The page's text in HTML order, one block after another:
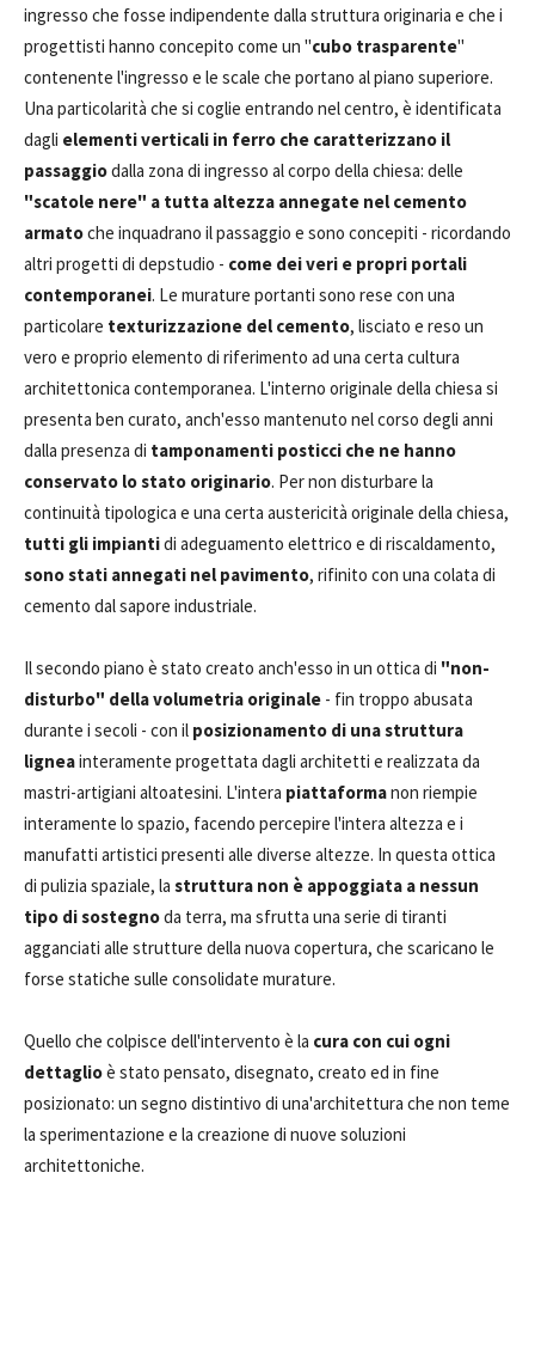
ingresso che fosse indipendente dalla struttura originaria e che i
progettisti hanno concepito come un "cubo trasparente"
contenente l'ingresso e le scale che portano al piano superiore.
Una particolarità che si coglie entrando nel centro, è identificata
dagli elementi verticali in ferro che caratterizzano il
passaggiodalla zona di ingresso al corpo della chiesa: delle
"scatole nere" a tutta altezza annegate nel cemento
armatoche inquadrano il passaggio e sono concepiti - ricordando
altri progetti di depstudio - come dei veri e propri portali
contemporanei. Le murature portanti sono rese con una
particolare texturizzazione del cemento, lisciato e reso un
vero e proprio elemento di riferimento ad una certa cultura
architettonica contemporanea. L'interno originale della chiesa si
presenta ben curato, anch'esso mantenuto nel corso degli anni
dalla presenza di tamponamenti posticci che ne hanno
conservato lo stato originario. Per non disturbare la
continuità tipologica e una certa austericità originale della chiesa,
tutti gli impiantidi adeguamento elettrico e di riscaldamento,
sono stati annegati nel pavimento, rifinito con una colata di
cemento dal sapore industriale.
Il secondo piano è stato creato anch'esso in un ottica di "non-
disturbo" della volumetria originale - fin troppo abusata
durante i secoli - con il posizionamento di una struttura
ligneainteramente progettata dagli architetti e realizzata da
mastri-artigiani altoatesini. L'intera piattaformanon riempie
interamente lo spazio, facendo percepire l'intera altezza e i
manufatti artistici presenti alle diverse altezze. In questa ottica
di pulizia spaziale, la struttura non è appoggiata a nessun
tipo di sostegnoda terra, ma sfrutta una serie di tiranti
agganciati alle strutture della nuova copertura, che scaricano le
forse statiche sulle consolidate murature.
Quello che colpisce dell'intervento è la cura con cui ogni
dettaglioè stato pensato, disegnato, creato ed in fine
posizionato: un segno distintivo di una'architettura che non teme
la sperimentazione e la creazione di nuove soluzioni
architettoniche.